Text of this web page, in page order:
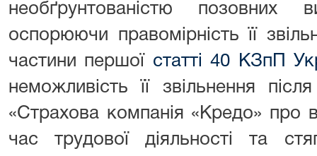
необґрунтованістю
оспорюючи правомірність її
частини першої статті 40 КЗпП
неможливість її звільнення
«Страхова компанія «Кредо» про
час трудової діяльності та